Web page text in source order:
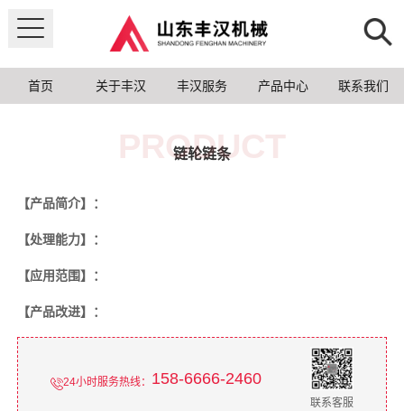
首页 关于丰汉 丰汉服务 产品中心 联系我们
PRODUCT
链轮链条
【产品简介】：
【处理能力】：
【应用范围】：
【产品改进】：
24小时服务热线： 158-6666-2460
联系客服